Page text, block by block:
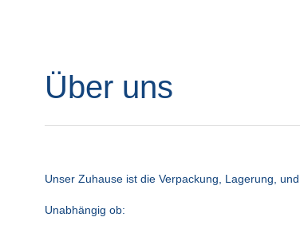
Über uns
Unser Zuhause ist die Verpackung, Lagerung,
Unabhängig ob: